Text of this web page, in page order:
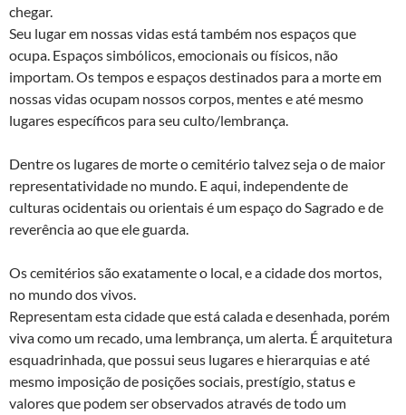
chegar.
Seu lugar em nossas vidas está também nos espaços que
ocupa. Espaços simbólicos, emocionais ou físicos, não
importam. Os tempos e espaços destinados para a morte em
nossas vidas ocupam nossos corpos, mentes e até mesmo
lugares específicos para seu culto/lembrança.
Dentre os lugares de morte o cemitério talvez seja o de maior
representatividade no mundo. E aqui, independente de
culturas ocidentais ou orientais é um espaço do Sagrado e de
reverência ao que ele guarda.
Os cemitérios são exatamente o local, e a cidade dos mortos,
no mundo dos vivos.
Representam esta cidade que está calada e desenhada, porém
viva como um recado, uma lembrança, um alerta. É arquitetura
esquadrinhada, que possui seus lugares e hierarquias e até
mesmo imposição de posições sociais, prestígio, status e
valores que podem ser observados através de todo um